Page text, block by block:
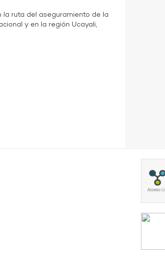
ruta del aseguramiento de la
y en la región Ucayali,